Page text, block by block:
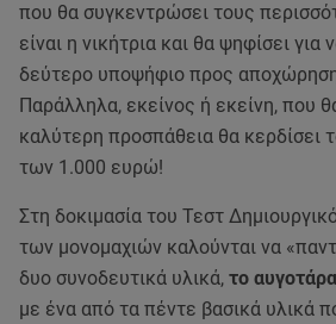
που θα συγκεντρώσει τους
είναι η νικήτρια και θα ψηφίσει για
δεύτερο υποψήφιο προς
Παράλληλα, εκείνος ή εκείνη, που
καλύτερη προσπάθεια θα κερδίσει
των 1.000 ευρώ!
Στη δοκιμασία του Τεστ
των μονομαχιών καλούνται να
δυο συνοδευτικά υλικά, το
με ένα από τα πέντε βασικά υλικά